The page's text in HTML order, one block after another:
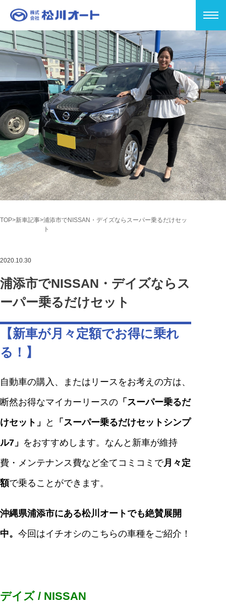
TOP 新車記事 浦添市でNISSAN・デイズならスーパー乗るだけセッ
ト
2020.10.30
浦添市でNISSAN・デイズならス
ーパー乗るだけセット
【新車が月々定額でお得に乗れ
る！】
自動車の購入、またはリースをお考えの方は、
断然お得なマイカーリースの 「スーパー乗るだ
けセット」
と
「スーパー乗るだけセットシンプ
ル7」 をおすすめします。なんと新車が維持
費・メンテナンス費など全てコミコミで月々定
額で乗ることができます。
沖縄県浦添市にある松川オートでも絶賛展開
中。 今回はイチオシのこちらの車種をご紹介！
デイズ / NISSAN